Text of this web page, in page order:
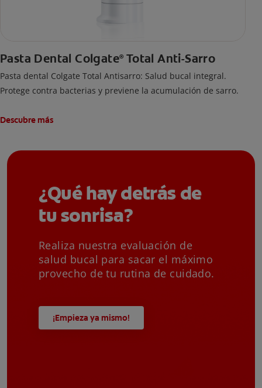
Pasta Dental Colgate® Total Anti-Sarro
Pasta dental Colgate Total Antisarro: Salud bucal integral.
Protege contra bacterias y previene la acumulación de sarro.
Descubre más
¿Qué hay detrás de
tu sonrisa?
Realiza nuestra evaluación de
salud bucal para sacar el máximo
provecho de tu rutina de cuidado.
¡Empieza ya mismo!